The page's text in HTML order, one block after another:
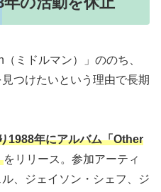
ミドルマン）」ののち、
つけたいという理由で長期
1988年にアルバム「Other
をリリース。参加アーティ
、ジェイソン・シェフ、ジ